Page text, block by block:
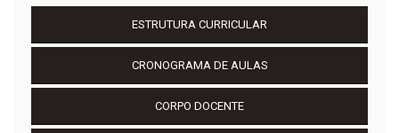
ESTRUTURA CURRICULAR
CRONOGRAMA DE AULAS
CORPO DOCENTE